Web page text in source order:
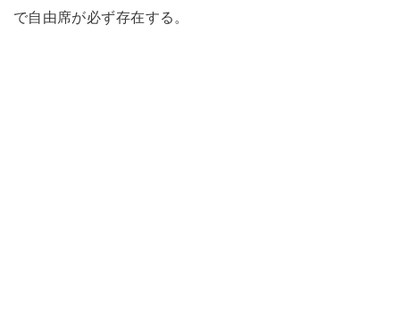
で自由席が必ず存在する。